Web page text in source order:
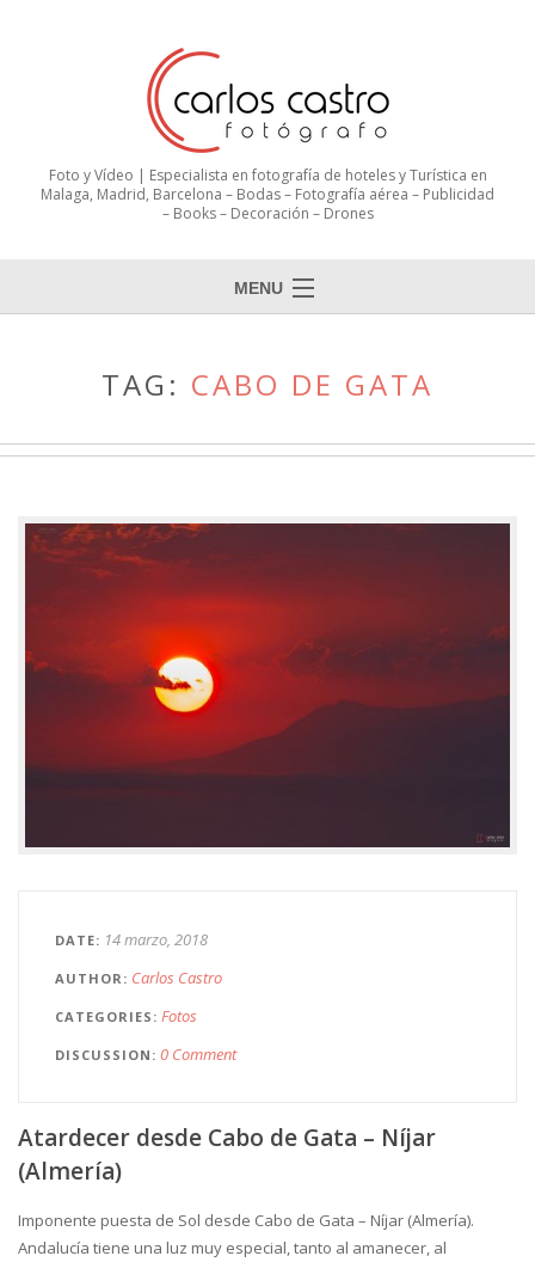
Foto y Vídeo | Especialista en fotografía de hoteles y Turística en
Malaga, Madrid, Barcelona – Bodas – Fotografía aérea – Publicidad
– Books – Decoración – Drones
MENU
TAG: CABO DE GATA
DATE 14 marzo, 2018
AUTHOR Carlos Castro
CATEGORIES Fotos
DISCUSSION 0 Comment
Atardecer desde Cabo de Gata – Níjar
(Almería)
Imponente puesta de Sol desde Cabo de Gata – Níjar (Almería).
Andalucía tiene una luz muy especial, tanto al amanecer, al